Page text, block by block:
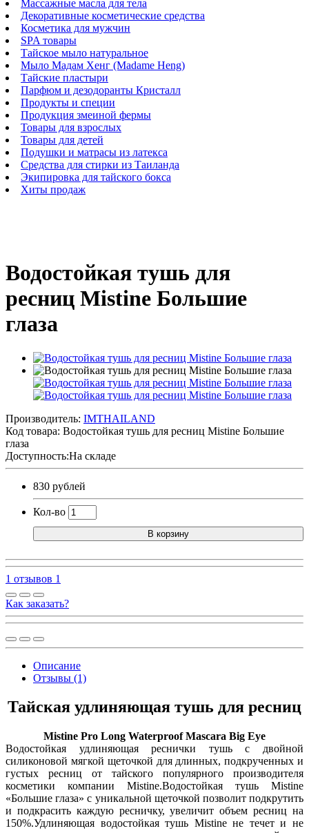
Массажные масла для тела
Декоративные косметические средства
Косметика для мужчин
SPA товары
Тайское мыло натуральное
Мыло Мадам Хенг (Madame Heng)
Тайские пластыри
Парфюм и дезодоранты Кристалл
Продукты и специи
Продукция змеиной фермы
Товары для взрослых
Товары для детей
Подушки и матрасы из латекса
Средства для стирки из Таиланда
Экипировка для тайского бокса
Хиты продаж
Водостойкая тушь для
ресниц Mistine Большие
глаза
Производитель: IMTHAILAND
Код товара: Водостойкая тушь для ресниц Mistine Большие
глаза
Доступность:На складе
830 рублей
Кол-во
В корзину
1 отзывов 1
Как заказать?
Описание
Отзывы (1)
Тайская удлиняющая тушь для ресниц
Mistine Pro Long Waterproof Mascara Big Eye
Водостойкая удлиняющая реснички тушь с двойной
силиконовой мягкой щеточкой для длинных, подкрученных и
густых ресниц от тайского популярного производителя
косметики компании Mistine.Водостойкая тушь Mistine
«Большие глаза» с уникальной щеточкой позволит подкрутить
и подкрасить каждую ресничку, увеличит объем ресниц на
150%.Удлиняющая водостойкая тушь Mistine не течет и не